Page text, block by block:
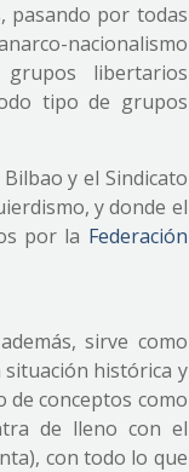
pasando por todas
nacionalismo
libertarios
tipo de grupos
y el Sindicato
y donde el
por la Federación
sirve como
histórica y
de conceptos como
de lleno con el
con todo lo que